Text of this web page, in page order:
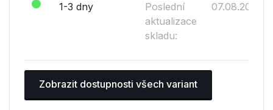
1-3 dny
Poslední
aktualizace
skladu:
07.08.2026
Zobrazit dostupnosti všech variant